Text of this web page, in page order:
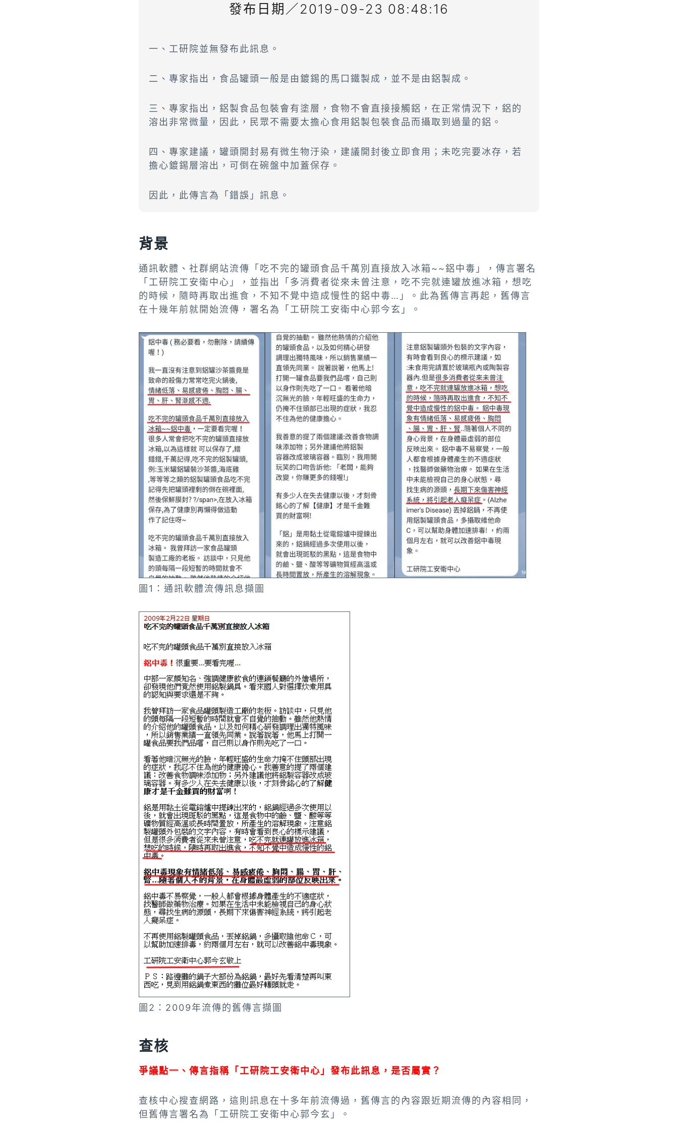
發布日期／2019-09-23 08:48:16
一、工研院並無發布此訊息。
二、專家指出，食品罐頭一般是由鍍錫的馬口鐵製成，並不是由鋁製成。
三、專家指出，鋁製食品包裝會有塗層，食物不會直接接觸鋁，在正常情況下，鋁的
溶出非常微量，因此，民眾不需要太擔心食用鋁製包裝食品而攝取到過量的鋁。
四、專家建議，罐頭開封易有微生物汙染，建議開封後立即食用；未吃完要冰存，若
擔心鍍錫層溶出，可倒在碗盤中加蓋保存。
因此，此傳言為「錯誤」訊息。
背景
通訊軟體、社群網站流傳「吃不完的罐頭食品千萬別直接放入冰箱~~鋁中毒」，傳言署名
「工研院工安衛中心」，並指出「多消費者從來未曾注意，吃不完就連罐放進冰箱，想吃
的時候，隨時再取出進食，不知不覺中造成慢性的鋁中毒…」。此為舊傳言再起，舊傳言
在十幾年前就開始流傳，署名為「工研院工安衛中心郭今玄」。
圖1：通訊軟體流傳訊息擷圖
圖2：2009年流傳的舊傳言擷圖
查核
爭議點一、傳言指稱「工研院工安衛中心」發布此訊息，是否屬實？
查核中心搜查網路，這則訊息在十多年前流傳過，舊傳言的內容跟近期流傳的內容相同，
但舊傳言署名為「工研院工安衛中心郭今玄」。